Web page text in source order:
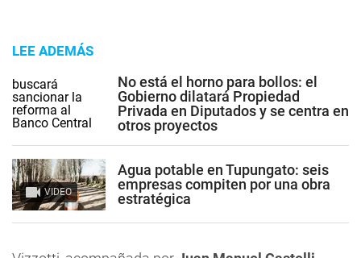
LEE ADEMÁS
No está el horno para bollos: el
Gobierno dilatará Propiedad
Privada en Diputados y se centra en
otros proyectos
VIDEO
Agua potable en Tupungato: seis
empresas compiten por una obra
estratégica